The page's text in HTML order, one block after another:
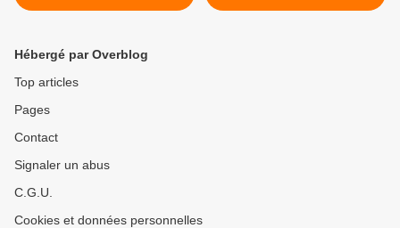
chaud ce dimanche 5 août
Hébergé par Overblog
Top articles
Pages
Contact
Signaler un abus
C.G.U.
Cookies et données personnelles